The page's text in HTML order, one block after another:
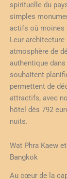
spirituelle du
simples
actifs où moines
Leur
atmosphère de
authentique
souhaitent
permettent de
attractifs, avec
hôtel dès 792
nuits.
Wat Phra Kaew
Bangkok
Au cœur de la